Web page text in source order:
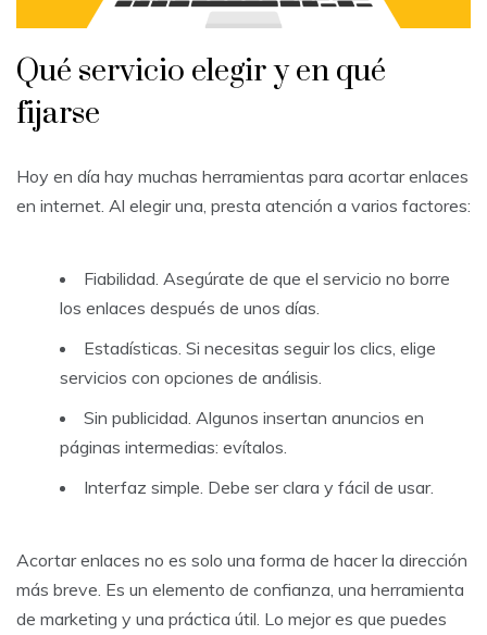
Qué servicio elegir y en qué
fijarse
Hoy en día hay muchas herramientas para acortar enlaces
en internet. Al elegir una, presta atención a varios factores:
Fiabilidad. Asegúrate de que el servicio no borre
los enlaces después de unos días.
Estadísticas. Si necesitas seguir los clics, elige
servicios con opciones de análisis.
Sin publicidad. Algunos insertan anuncios en
páginas intermedias: evítalos.
Interfaz simple. Debe ser clara y fácil de usar.
Acortar enlaces no es solo una forma de hacer la dirección
más breve. Es un elemento de confianza, una herramienta
de marketing y una práctica útil. Lo mejor es que puedes